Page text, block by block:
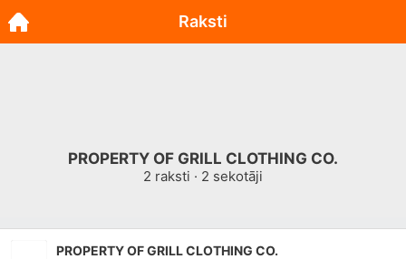
PROPERTY OF GRILL CLOTHING CO.
2 raksti · 2 sekotāji
PROPERTY OF GRILL CLOTHING CO.
Raksti